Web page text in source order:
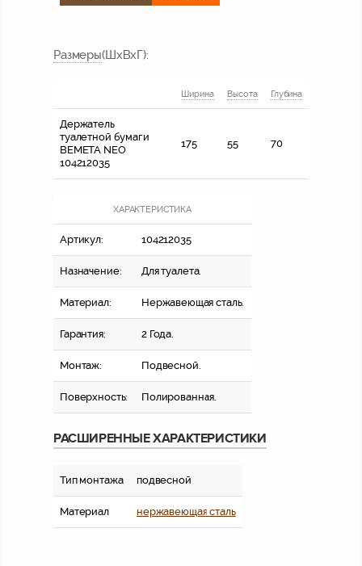
Размеры(ШхВхГ):
Ширина Высота Глубина
Держатель
туалетной бумаги
BEMETA NEO
104212035
175 55 70
ХАРАКТЕРИСТИКА
Артикул: 104212035
Назначение: Для туалета.
Материал: Нержавеющая сталь.
Гарантия: 2 Года.
Монтаж: Подвесной.
Поверхность: Полированная.
РАСШИРЕННЫЕ ХАРАКТЕРИСТИКИ
Тип монтажа подвесной
Материал нержавеющая сталь